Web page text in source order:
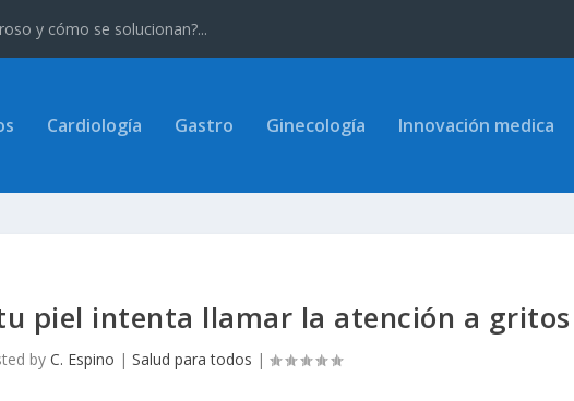
y cómo se solucionan?...
Cardiología Gastro Ginecología Innovación medica
piel intenta llamar la atención a gritos
by C. Espino | Salud para todos |